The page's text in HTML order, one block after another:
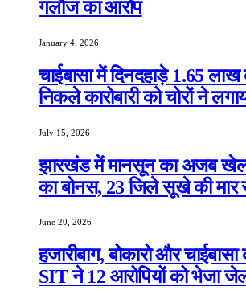
गलौज का आरोप
January 4, 2026
चाईबासा में दिनदहाड़े 1.65
निकले कारोबारी को चोरों ने
July 15, 2026
झारखंड में मानसून का अजब खेल:
का बोनस, 23 जिले सूखे की मार
June 20, 2026
हजारीबाग, बोकारो और चाईबासा
SIT ने 12 आरोपियों को भेजा